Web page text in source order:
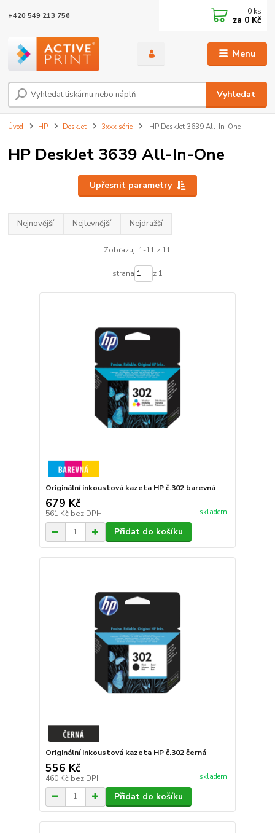
Menu
Vyhledat
+420 549 213 756 0 ks
za 0 Kč
Úvod HP DeskJet 3xxx série HP DeskJet 3639 All-In-One
HP DeskJet 3639 All-In-One
Upřesnit parametry
Nejnovější Nejlevnější Nejdražší
Zobrazuji 1-11 z 11
strana z 1
Originální inkoustová kazeta HP č.302 barevná
679 Kč
561 Kč bez DPH skladem
Přidat do košíku
Originální inkoustová kazeta HP č.302 černá
556 Kč
460 Kč bez DPH skladem
Přidat do košíku